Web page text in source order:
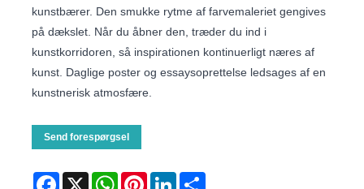
kunstbærer. Den smukke rytme af farvemaleriet gengives
på dækslet. Når du åbner den, træder du ind i
kunstkorridoren, så inspirationen kontinuerligt næres af
kunst. Daglige poster og essaysoprettelse ledsages af en
kunstnerisk atmosfære.
Send forespørgsel
Facebook
X WhatsAppPinterestLinkedIn